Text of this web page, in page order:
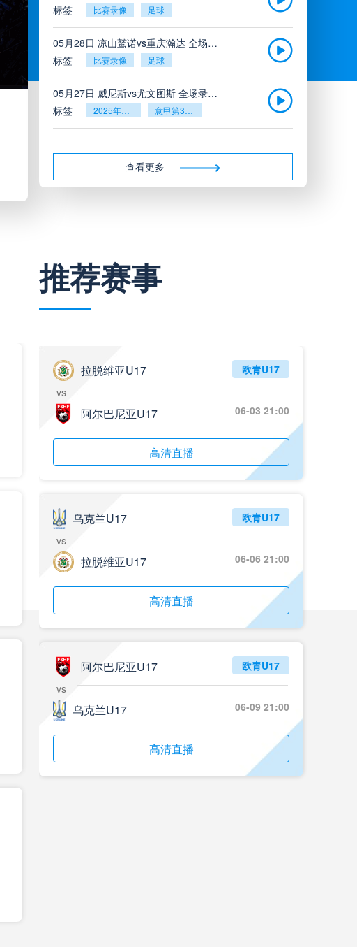
标签
比赛录像 足球
05月28日 凉山鹫诺vs重庆瀚达 全场录像
标签
比赛录像 足球
05月27日 威尼斯vs尤文图斯 全场录像回放
标签
2025年5月26日 意甲第38轮
标签
比赛录像 西甲
05月26日 AC米兰vs蒙扎全场录像回放
标签
标签
标签
2025年5月24日
标签
欧联杯决赛
标签
2025年5月23日
标签
2024年5月21日
标签
2024年5月21日 足协杯第3轮
05月24日 重庆铜梁龙vs河南 全场录像回放
标签
2024年5月21日
标签
比赛录像
标签
比赛录像 成都蓉城
查看更多
推荐赛事
拉脱维亚U17
vs
阿尔巴尼亚U17
欧青U17
06-03 21:00
高清直播
乌克兰U17
vs
拉脱维亚U17
欧青U17
06-06 21:00
高清直播
阿尔巴尼亚U17
vs
乌克兰U17
欧青U17
06-09 21:00
高清直播